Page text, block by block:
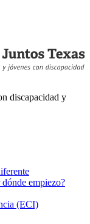
discapacidad y
empiezo?
(ECI)